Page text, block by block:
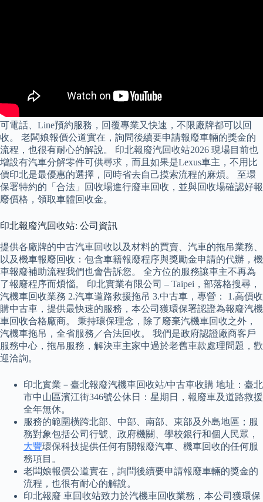
可電話、Line預約服務，回覆專業又快速，不限廠牌都可以回
收。 老闆娘報價公道實在，詢問後續要申請報廢車輛的獎金的
流程，也很有耐心的解說。 印北報廢汽回收站2026 現場目前也
增設有汽車分解零件可供尋求，而且如果是Lexus車主，不用比
價印北是最優惠的選擇，同時省去自己摸索流程的麻煩。 至環
保署特約的「合法」回收場進行廢車回收，並與回收場確認好報
廢價格，領取車體回收金。
印北報廢汽回收站: 公司資訊
提供各廠牌的中古汽車回收以及材料的買賣、汽車的拖吊業務、
以及機車報廢回收：包含車籍報廢程序與獎勵金申請的代辦，機
車報廢補助流程我們也會告訴您。 全方位的服務讓車主不再為
了報廢程序而煩惱。 印北實業有限公司 – Taipei，部落格搜尋，
汽機車回收業務 2.汽車道路救援拖吊 3.中古車，專營： 1.高價收
購中古車，提供最快速的服務，本公司獲環保署認證為報廢汽機
車回收合格廠商。 秉持環保理念，除了廢棄汽機車回收之外，
汽機車拖吊，全省服務／合法回收。 我們是政府認證廠商客戶
服務中心，拖吊服務，解決車主家中過於老舊車款處理問題，歡
迎洽詢。
印北實業－臺北報廢汽機車回收站/中古車收購 地址：臺北
市中山區濱江街346號公休日：星期日，報廢車及道路救援
全年無休。
服務的範圍橫跨北部、中部、南部、東部及外島地區；服
務對象包括公司行號、政府機關、學校銀行和個人民眾，
大豐環保科技提供任何有關報廢汽車、機車回收的任何服
務項目。
老闆娘報價公道實在，詢問後續要申請報廢車輛的獎金的
流程，也很有耐心的解說。
印北報廢 車回收站致力於汽機車回收業務，本公司獲環保